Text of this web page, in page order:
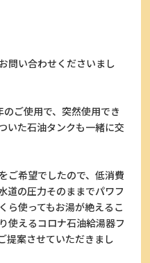
問い合わせくださいまし
ご使用で、突然使用でき
いた石油タンクも一緒に交
ご希望でしたので、低消費
道の圧力そのままでパワフ
ら使ってもお湯が絶えるこ
使えるコロナ石油給湯器フ
提案させていただきまし